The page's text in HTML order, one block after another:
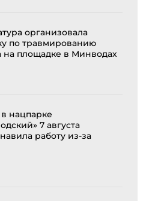
организовала
по травмированию
на площадке в Минводах
в нацпарке
7 августа
работу из-за